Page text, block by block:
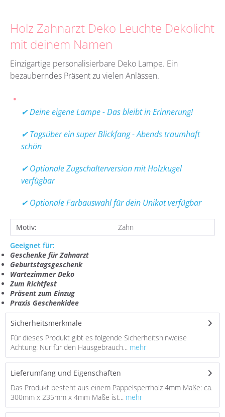
Holz Zahnarzt Deko Leuchte Dekolicht
mit deinem Namen
Einzigartige personalisierbare Deko Lampe. Ein
bezauberndes Präsent zu vielen Anlässen.
✔ Deine eigene Lampe - Das bleibt in Erinnerung!
✔ Tagsüber ein super Blickfang - Abends traumhaft
schön
✔ Optionale Zugschalterversion mit Holzkugel
verfügbar
✔ Optionale Farbauswahl für dein Unikat verfügbar
Motiv:
Zahn
Geeignet für:
Geschenke für Zahnarzt
Geburtstagsgeschenk
Wartezimmer Deko
Zum Richtfest
Präsent zum Einzug
Praxis Geschenkidee
Sicherheitsmerkmale
Für dieses Produkt gibt es folgende Sicherheitshinweise
Achtung: Nur für den Hausgebrauch... mehr
Lieferumfang und Eigenschaften
Das Produkt besteht aus einem Pappelsperrholz 4mm Maße: ca.
300mm x 235mm x 4mm Maße ist... mehr